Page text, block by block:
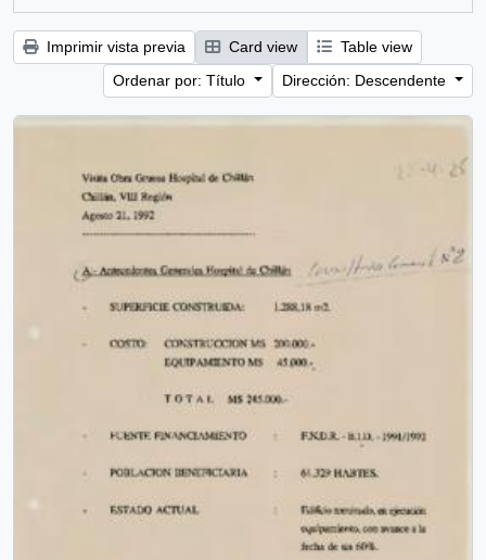
Imprimir vista previa Card view
Table view
Ordenar por: Título
Dirección: Descendente